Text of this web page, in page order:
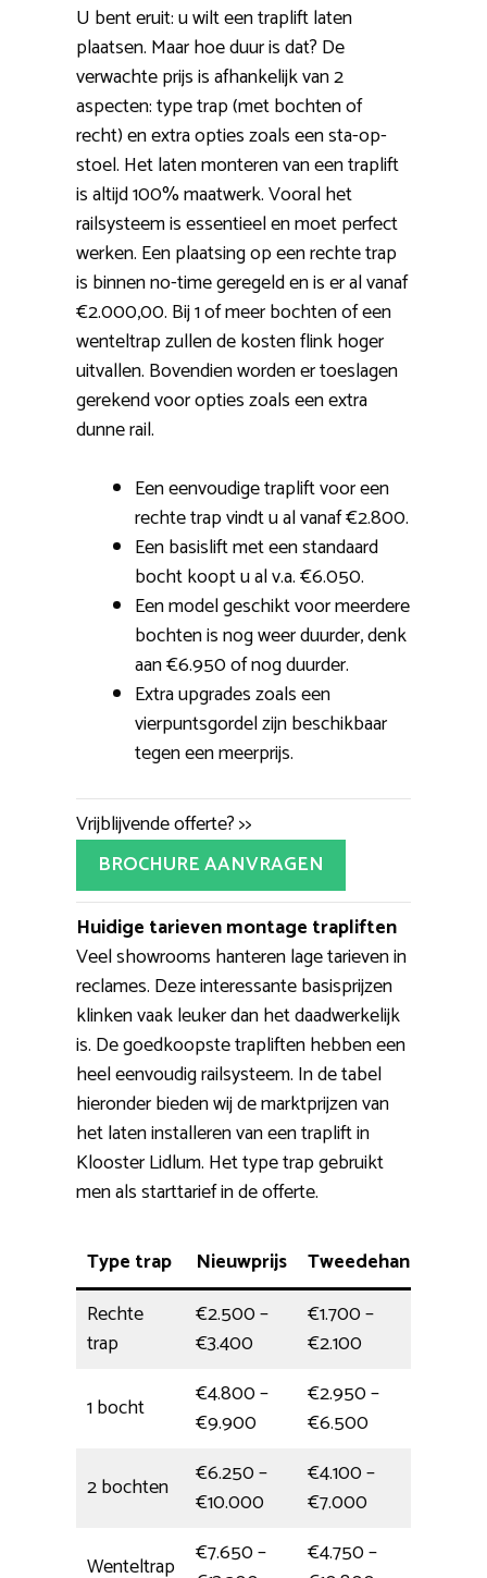
U bent eruit: u wilt een traplift laten
plaatsen. Maar hoe duur is dat? De
verwachte prijs is afhankelijk van 2
aspecten: type trap (met bochten of
recht) en extra opties zoals een sta-op-
stoel. Het laten monteren van een traplift
is altijd 100% maatwerk. Vooral het
railsysteem is essentieel en moet perfect
werken. Een plaatsing op een rechte trap
is binnen no-time geregeld en is er al vanaf
€2.000,00. Bij 1 of meer bochten of een
wenteltrap zullen de kosten flink hoger
uitvallen. Bovendien worden er toeslagen
gerekend voor opties zoals een extra
dunne rail.
Een eenvoudige traplift voor een
rechte trap vindt u al vanaf €2.800.
Een basislift met een standaard
bocht koopt u al v.a. €6.050.
Een model geschikt voor meerdere
bochten is nog weer duurder, denk
aan €6.950 of nog duurder.
Extra upgrades zoals een
vierpuntsgordel zijn beschikbaar
tegen een meerprijs.
Vrijblijvende offerte? >>
BROCHURE AANVRAGEN
Huidige tarieven montage trapliften
Veel showrooms hanteren lage tarieven in
reclames. Deze interessante basisprijzen
klinken vaak leuker dan het daadwerkelijk
is. De goedkoopste trapliften hebben een
heel eenvoudig railsysteem. In de tabel
hieronder bieden wij de marktprijzen van
het laten installeren van een traplift in
Klooster Lidlum. Het type trap gebruikt
men als starttarief in de offerte.
Type trap Nieuwprijs Tweedehands
Rechte
trap
€2.500 –
€3.400
€1.700 –
€2.100
1 bocht
€4.800 –
€9.900
€2.950 –
€6.500
2 bochten
€6.250 –
€10.000
€4.100 –
€7.000
Wenteltrap
€7.650 –
€4.750 –